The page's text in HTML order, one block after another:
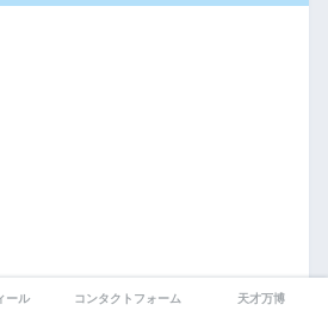
ール コンタクトフォーム 天才万博